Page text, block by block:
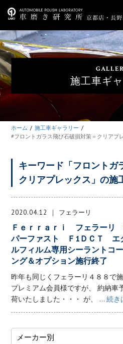
施工車ギ
ホーム
施工車ギャラリー
#フロントガラス飛び石破損対策＝クリアプ
キーワード「フロントガ
クリアプレックス」の施
2020.04.12 フェラーリ
Ｆｅｒｒａｒｉ フェラーリ
パーファスト Ｆ1ＤＣＴ エ
ルフィルム専用シーラントコ
ング＆オプション施行終了
昨年も同じくフェラーリ４８８で
プレミアム会員様ですが、 約納車
荷いたしました・・・ が、 ...続き